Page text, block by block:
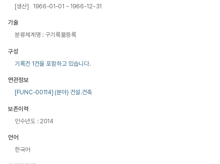
[생산] 1966-01-01 ~ 1966-12-31
기술
분류체계명 : 구기록물등록
구성
기록건 1건을 포함하고 있습니다.
연관정보
[FUNC-00114] (분야) 건설.건축
보존이력
인수년도 : 2014
언어
한국어